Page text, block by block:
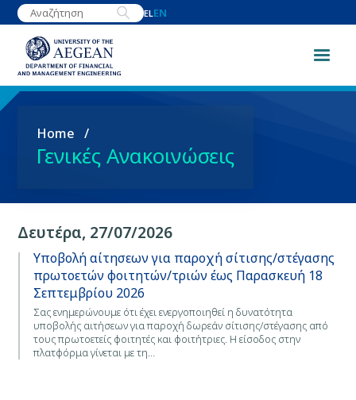
Skip
to
content
ELEN
Breadcrumb
Home
Γενικές Ανακοινώσεις
Δευτέρα, 27/07/2026
Υποβολή αίτησεων για παροχή σίτισης/στέγασης
πρωτοετών φοιτητών/τριών έως Παρασκευή 18
Σεπτεμβρίου 2026
Σας ενημερώνουμε ότι έχει ενεργοποιηθεί η δυνατότητα
υποβολής αιτήσεων για παροχή δωρεάν σίτισης/στέγασης από
τους πρωτοετείς φοιτητές και φοιτήτριες. Η είσοδος στην
πλατφόρμα γίνεται με τη…